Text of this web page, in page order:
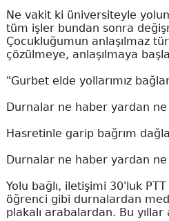
Ne vakit ki üniversiteyle
tüm işler bundan sonra
Çocukluğumun anlaşılmaz
çözülmeye, anlaşılmaya
"Gurbet elde yollarımız
Durnalar ne haber yardan
Hasretinle garip bağrım
Durnalar ne haber yardan
Yolu bağlı, iletişimi 30'luk
öğrenci gibi durnalardan
plakalı arabalardan. Bu yıllar